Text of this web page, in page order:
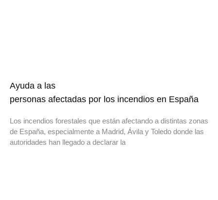
Ayuda a las
personas afectadas por los incendios en España
Los incendios forestales que están afectando a distintas zonas
de España, especialmente a Madrid, Ávila y Toledo donde las
autoridades han llegado a declarar la